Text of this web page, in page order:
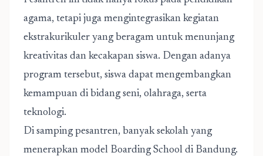
agama, tetapi juga mengintegrasikan kegiatan
ekstrakurikuler yang beragam untuk menunjang
kreativitas dan kecakapan siswa. Dengan adanya
program tersebut, siswa dapat mengembangkan
kemampuan di bidang seni, olahraga, serta
teknologi.
Di samping pesantren, banyak sekolah yang
menerapkan model Boarding School di Bandung.